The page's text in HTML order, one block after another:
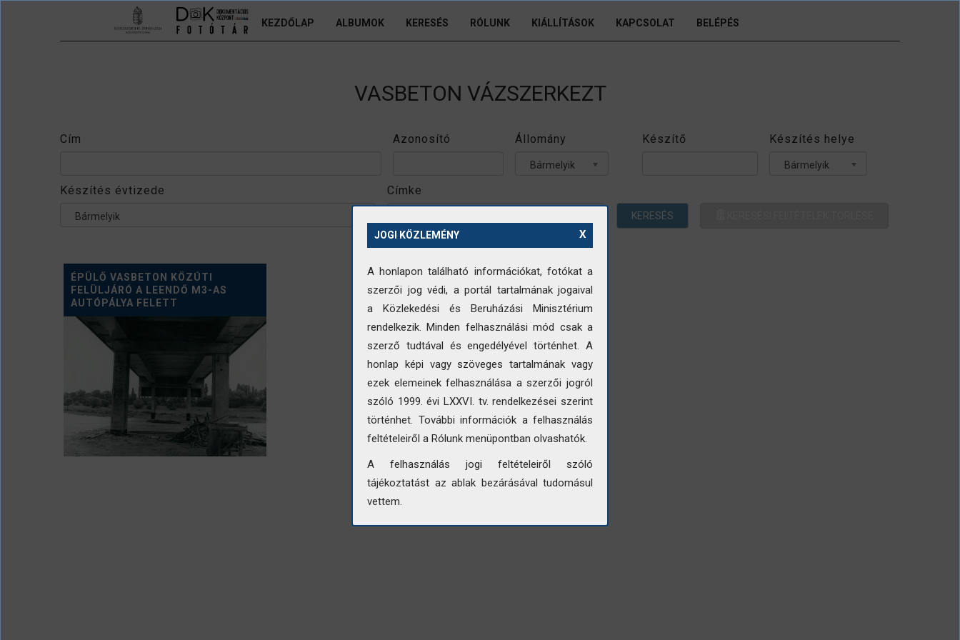
KEZDŐLAP ALBUMOK KERESÉS RÓLUNK KIÁLLÍTÁSOK KAPCSOLAT BELÉPÉS
VASBETON VÁZSZERKEZT
Cím Azonosító Állomány
Bármelyik
Készítő Készítés helye
Bármelyik
Készítés évtizede
Bármelyik
Címke
KERESÉS
ÉPÜLŐ VASBETON KÖZÚTI
FELÜLJÁRÓ A LEENDŐ M3-AS
AUTÓPÁLYA FELETT
2026. Közlekedési és Beruházási Minisztérium
X
JOGI KÖZLEMÉNY
A honlapon található információkat, fotókat a
szerzői jog védi, a portál tartalmának jogaival
a Közlekedési és Beruházási Minisztérium
rendelkezik. Minden felhasználási mód csak a
szerző tudtával és engedélyével történhet. A
honlap képi vagy szöveges tartalmának vagy
ezek elemeinek felhasználása a szerzői jogról
szóló 1999. évi LXXVI. tv. rendelkezései szerint
történhet. További információk a felhasználás
feltételeiről a Rólunk menüpontban olvashatók.
A felhasználás jogi feltételeiről szóló
tájékoztatást az ablak bezárásával tudomásul
vettem.